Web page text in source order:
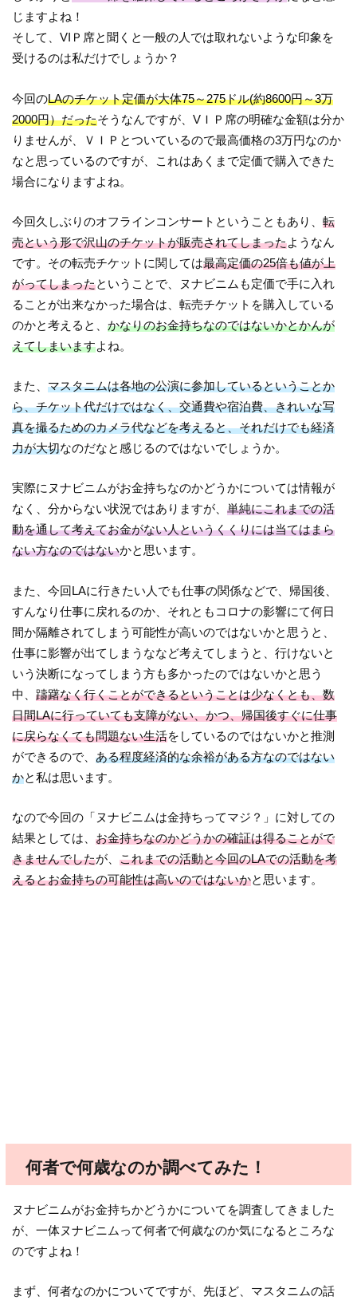
じますよね！
そして、VIＰ席と聞くと一般の人では取れないような印象を
受けるのは私だけでしょうか？
今回のLAのチケット定価が大体75～275ドル(約8600円～3万
2000円）だったそうなんですが、VＩＰ席の明確な金額は分か
りませんが、ＶＩＰとついているので最高価格の3万円なのか
なと思っているのですが、これはあくまで定価で購入できた
場合になりますよね。
今回久しぶりのオフラインコンサートということもあり、転
売という形で沢山のチケットが販売されてしまったようなん
です。その転売チケットに関しては最高定価の25倍も値が上
がってしまったということで、ヌナビニムも定価で手に入れ
ることが出来なかった場合は、転売チケットを購入している
のかと考えると、かなりのお金持ちなのではないかとかんが
えてしまいますよね。
また、マスタニムは各地の公演に参加しているということか
ら、チケット代だけではなく、交通費や宿泊費、きれいな写
真を撮るためのカメラ代などを考えると、それだけでも経済
力が大切なのだなと感じるのではないでしょうか。
実際にヌナビニムがお金持ちなのかどうかについては情報が
なく、分からない状況ではありますが、単純にこれまでの活
動を通して考えてお金がない人というくくりには当てはまら
ない方なのではないかと思います。
また、今回LAに行きたい人でも仕事の関係などで、帰国後、
すんなり仕事に戻れるのか、それともコロナの影響にて何日
間か隔離されてしまう可能性が高いのではないかと思うと、
仕事に影響が出てしまうななど考えてしまうと、行けないと
いう決断になってしまう方も多かったのではないかと思う
中、躊躇なく行くことができるということは少なくとも、数
日間LAに行っていても支障がない、かつ、帰国後すぐに仕事
に戻らなくても問題ない生活をしているのではないかと推測
ができるので、ある程度経済的な余裕がある方なのではない
かと私は思います。
なので今回の「ヌナビニムは金持ちってマジ？」に対しての
結果としては、お金持ちなのかどうかの確証は得ることがで
きませんでしたが、これまでの活動と今回のLAでの活動を考
えるとお金持ちの可能性は高いのではないかと思います。
何者で何歳なのか調べてみた！
ヌナビニムがお金持ちかどうかについてを調査してきました
が、一体ヌナビニムって何者で何歳なのか気になるところな
のですよね！
まず、何者なのかについてですが、先ほど、マスタニムの話